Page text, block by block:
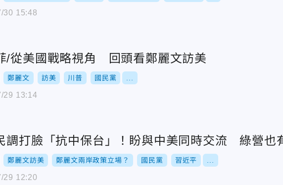
30 15:48
/從美國戰略視角 回頭看鄭麗文訪美
鄭麗文 訪美 川普 國民黨
29 13:14
調打臉「抗中保台」！盼與中美同時交流 綠營也
鄭麗文訪美 鄭麗文兩岸政策立場？ 國民黨 習近平
29 12:20